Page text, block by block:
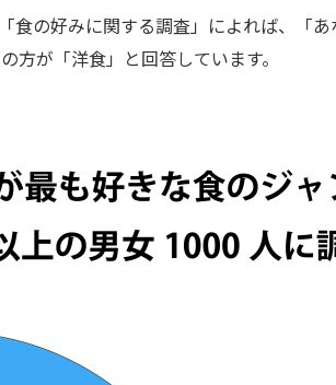
食の好みに関する調査」によれば、「
が「洋食」と回答しています。